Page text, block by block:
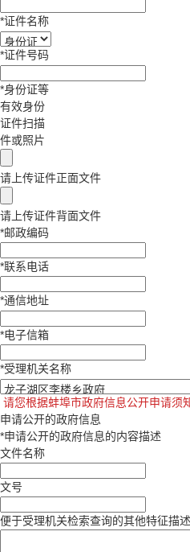
*证件名称
*证件号码
*身份证等
有效身份
证件扫描
件或照片
请上传证件正面文件
请上传证件背面文件
*邮政编码
*联系电话
*通信地址
*电子信箱
*受理机关名称
请您根据蚌埠市政府信息公开申请须
申请公开的政府信息
*申请公开的政府信息的内容描述
文件名称
文号
便于受理机关检索查询的其他特征描述